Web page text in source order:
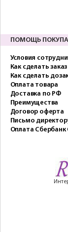
ПОМОЩЬ
Условия
Как сделать заказ
Как сделать
Оплата товара
Доставка по РФ
Преимущества
Договор оферта
Письмо
Оплата Сбербанк